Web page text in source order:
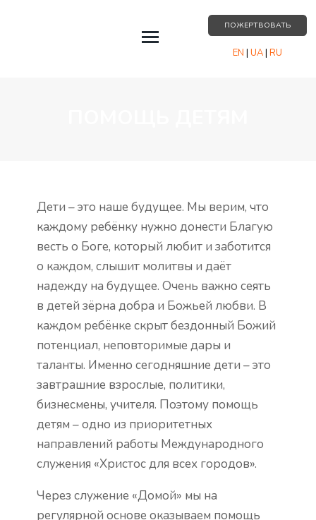
КОНТАКТЫ
ПОЖЕРТВОВАТЬ
EN |UA|RU
Дети – это наше будущее. Мы верим, что
каждому ребёнку нужно донести Благую
весть о Боге, который любит и заботится
о каждом, слышит молитвы и даёт
надежду на будущее. Очень важно сеять
в детей зёрна добра и Божьей любви. В
каждом ребёнке скрыт бездонный Божий
потенциал, неповторимые дары и
таланты. Именно сегодняшние дети – это
завтрашние взрослые, политики,
бизнесмены, учителя. Поэтому помощь
детям – одно из приоритетных
направлений работы Международного
служения «Христос для всех городов».
Через служение «Домой» мы на
регулярной основе оказываем помощь